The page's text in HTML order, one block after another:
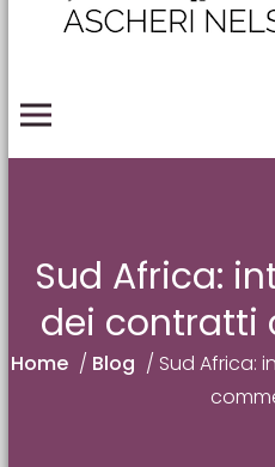
Sud Africa:
dei contratti
Home / Blog / Sud Africa: